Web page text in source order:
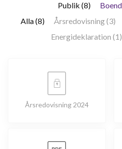
Publik (8)
Alla (8)
Årsredovisning (3)
Energideklaration (1)
Årsredovisning 2024